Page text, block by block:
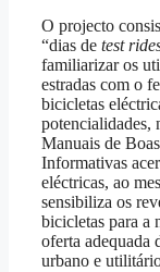
O projecto
“dias de test
familiarizar os
estradas com o
bicicletas
potencialidades,
Manuais de
Informativas
eléctricas, ao
sensibiliza os
bicicletas para a
oferta adequada
urbano e